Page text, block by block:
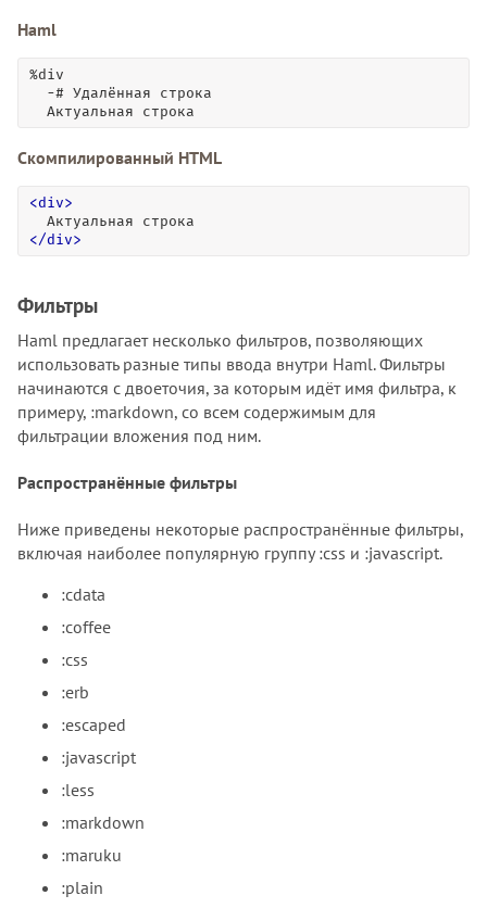
Haml
%div
  -# Удалённая строка
  Актуальная строка
Скомпилированный HTML
<div>
</div>
Фильтры
Haml предлагает несколько фильтров, позволяющих
использовать разные типы ввода внутри Haml. Фильтры
начинаются с двоеточия, за которым идёт имя фильтра, к
примеру, :markdown, со всем содержимым для
фильтрации вложения под ним.
Распространённые фильтры
Ниже приведены некоторые распространённые фильтры,
включая наиболее популярную группу :css и :javascript.
:cdata
:coffee
:css
:erb
:escaped
:javascript
:less
:markdown
:maruku
:plain